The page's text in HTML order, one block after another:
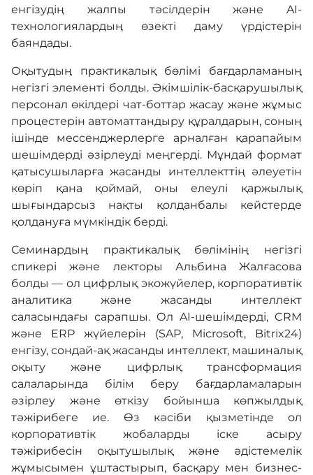
енгізудің жалпы тәсілдерін және AI-
технологиялардың өзекті даму үрдістерін
баяндады.
Оқытудың практикалық бөлімі бағдарламаның
негізгі элементі болды. Әкімшілік-басқарушылық
персонал өкілдері чат-боттар жасау және жұмыс
процестерін автоматтандыру құралдарын, соның
ішінде мессенджерлерге арналған қарапайым
шешімдерді әзірлеуді меңгерді. Мұндай формат
қатысушыларға жасанды интеллекттің әлеуетін
көріп қана қоймай, оны елеулі қаржылық
шығындарсыз нақты қолданбалы кейстерде
қолдануға мүмкіндік берді.
Семинардың практикалық бөлімінің негізгі
спикері және лекторы Альбина Жалғасова
болды — ол цифрлық экожүйелер, корпоративтік
аналитика және жасанды интеллект
саласындағы сарапшы. Ол AI-шешімдерді, CRM
және ERP жүйелерін (SAP, Microsoft, Bitrix24)
енгізу, сондай-ақ жасанды интеллект, машиналық
оқыту және цифрлық трансформация
салаларында білім беру бағдарламаларын
әзірлеу және өткізу бойынша көпжылдық
тәжірибеге ие. Өз кәсіби қызметінде ол
корпоративтік жобаларды іске асыру
тәжірибесін оқытушылық және әдістемелік
жұмысымен ұштастырып, басқару мен бизнес-